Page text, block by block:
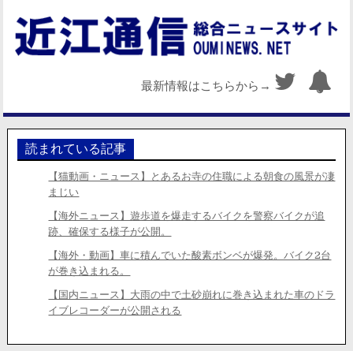
最新情報はこちらから→
読まれている記事
【猫動画・ニュース】とあるお寺の住職による朝食の風景が凄
まじい
【海外ニュース】遊歩道を爆走するバイクを警察バイクが追
跡、確保する様子が公開。
【海外・動画】車に積んでいた酸素ボンベが爆発。バイク2台
が巻き込まれる。
【国内ニュース】大雨の中で土砂崩れに巻き込まれた車のドラ
イブレコーダーが公開される